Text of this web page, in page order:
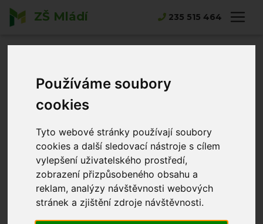
Používáme soubory
cookies
Tyto webové stránky používají soubory
cookies a další sledovací nástroje s cílem
vylepšení uživatelského prostředí,
zobrazení přizpůsobeného obsahu a
reklam, analýzy návštěvnosti webových
stránek a zjištění zdroje návštěvnosti.
ZŠ Mládí 235 515 464
Hlavní strana
Novinky
vystoupení na
radnici
Norbert Tlustý 09.12.2022